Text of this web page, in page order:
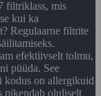
filtriklass, mis
kui ka
Regulaarne filtrite
efektiivselt tolmu,
püüda. See
kodus on allergikuid
pikendab oluliselt